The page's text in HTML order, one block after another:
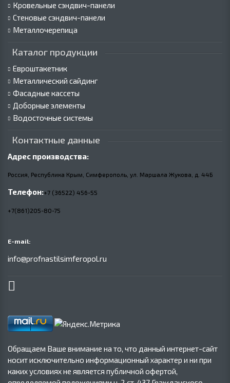
Кровельные сэндвич-панели
Стеновые сэндвич-панели
Металлочерепица
Каталог продукции
Евроштакетник
Металлический сайдинг
Фасадные кассеты
Доборные элементы
Водосточные системы
Контактные данные
Адрес производства:
Россия, Республика Крым, Симферополь, ул. Маршала Жукова, д. 44Б
Телефон:+7 (36522) 456-55
+7(861)205-80-75
E-mail:
info@profnastilsimferopol.ru
Обращаем Ваше внимание на то, что данный интернет-сайт
носит исключительно информационный характер и ни при
каких условиях не является публичной офертой,